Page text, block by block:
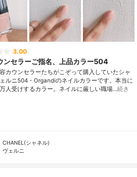
3.00
ンセラーご指名、上品カラー504
カウンセラーたちがこぞって購入していたシャ
ルニ504・Organdiのネイルカラーです。本当に
人受けするカラー。ネイルに厳しい職場…続き
CHANEL(シャネル)
ヴェルニ